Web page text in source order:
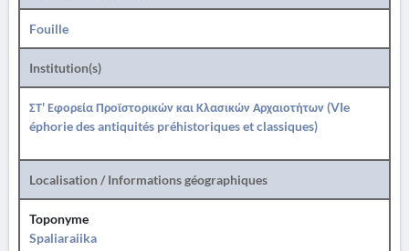
Fouille
Institution(s)
ΣΤ' Εφορεία Προϊστορικών και Κλασικών Αρχαιοτήτων (VIe
éphorie des antiquités préhistoriques et classiques)
Localisation / Informations géographiques
Toponyme
Spaliaraiika